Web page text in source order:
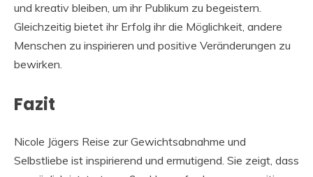
und kreativ bleiben, um ihr Publikum zu begeistern.
Gleichzeitig bietet ihr Erfolg ihr die Möglichkeit, andere
Menschen zu inspirieren und positive Veränderungen zu
bewirken.
Fazit
Nicole Jägers Reise zur Gewichtsabnahme und
Selbstliebe ist inspirierend und ermutigend. Sie zeigt, dass